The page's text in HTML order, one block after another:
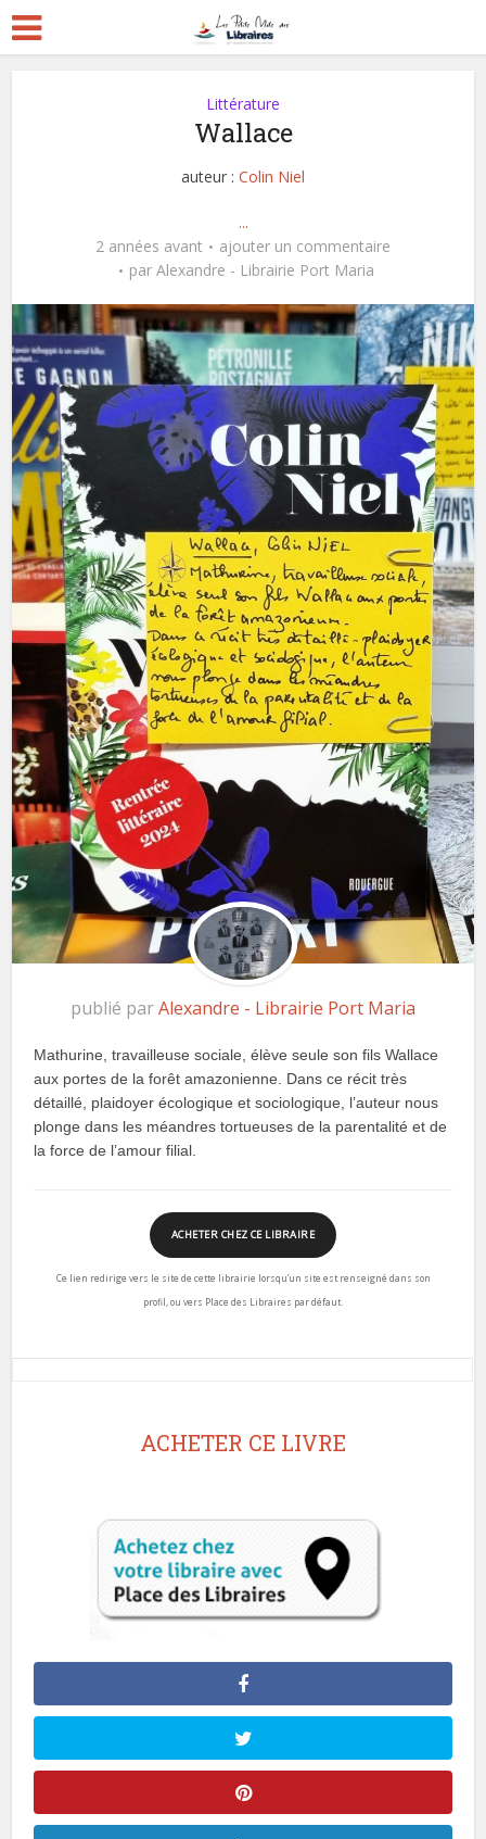
Littérature
Wallace
auteur : Colin Niel
...
2 années avant
ajouter un commentaire
par Alexandre - Librairie Port Maria
publié parAlexandre - Librairie Port Maria
Mathurine, travailleuse sociale, élève seule son fils Wallace
aux portes de la forêt amazonienne. Dans ce récit très
détaillé, plaidoyer écologique et sociologique, l’auteur nous
plonge dans les méandres tortueuses de la parentalité et de
la force de l’amour filial.
ACHETER CHEZ CE LIBRAIRE
Ce lien redirige vers le site de cette librairie lorsqu’un site est renseigné dans son
profil, ou vers Place des Libraires par défaut.
ACHETER CE LIVRE